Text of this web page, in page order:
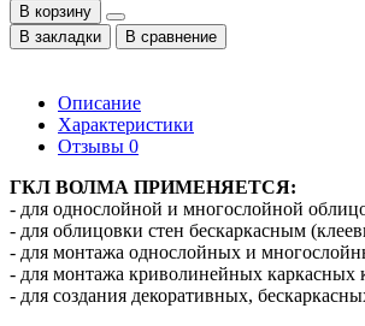
В корзину
В закладки
В сравнение
Описание
Характеристики
Отзывы 0
ГКЛ ВОЛМА ПРИМЕНЯЕТСЯ:
- для однослойной и многослойной
- для облицовки стен бескаркасным
- для монтажа однослойных и
- для монтажа криволинейных каркасных
- для создания декоративных,